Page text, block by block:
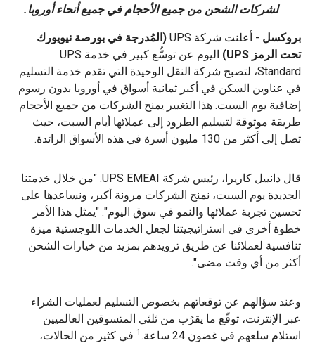
لشركات الشحن من جميع الأحجام في جميع أنحاء أوروبا.
بروكسل - أعلنت شركة UPS
(المُدرجة في بورصة نيويورك
تحت الرمز UPS)
اليوم عن توسُّع كبير في خدمة UPS
Standard، لتصبح شركة النقل الوحيدة التي تقدم خدمة التسليم
في عناوين السكن في أكبر ثمانية أسواق في أوروبا بدون رسوم
إضافية يوم السبت. هذا التغيير يمنح الشركات من جميع الأحجام
طريقة موثوقة لتسليم الطرود إلى عملائها أيام السبت، حيث
تصل إلى أكثر من 130 مليون أسرة في هذه الأسواق الرائدة.
قال دانييل كاريرا، رئيس شركة UPS EMEAI: "من خلال خدمتنا
الجديدة يوم السبت، نمنح الشركات مرونة أكبر، ونساعدها على
تحسين تجربة عملائها والنمو في سوق اليوم". "يمثل هذا الأمر
خطوة أخرى في استراتيجيتنا لجعل الخدمات اللوجستية ميزة
تنافسية لعملائنا عن طريق تزويدهم بمزيد من خيارات الشحن
أكثر من أي وقت مضى".
وعند سؤالهم عن توقعاتهم بخصوص التسليم لعمليات الشراء
عبر الإنترنت، توقّع ما يقرُب من ثلثي المتسوقين العالميين
استلام سلعهم في غضون 24 ساعة.
1 في كثير من الحالات،